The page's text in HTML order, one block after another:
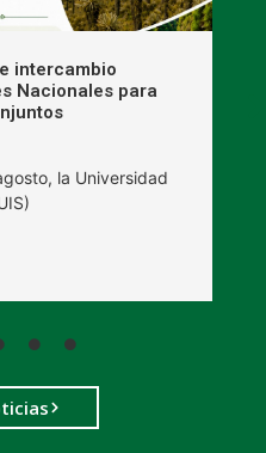
intercambio
Nacionales para
la Universidad